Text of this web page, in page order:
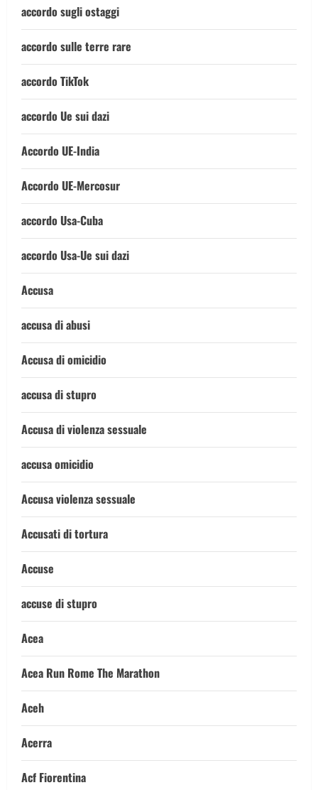
accordo sugli ostaggi
accordo sulle terre rare
accordo TikTok
accordo Ue sui dazi
Accordo UE-India
Accordo UE-Mercosur
accordo Usa-Cuba
accordo Usa-Ue sui dazi
Accusa
accusa di abusi
Accusa di omicidio
accusa di stupro
Accusa di violenza sessuale
accusa omicidio
Accusa violenza sessuale
Accusati di tortura
Accuse
accuse di stupro
Acea
Acea Run Rome The Marathon
Aceh
Acerra
Acf Fiorentina